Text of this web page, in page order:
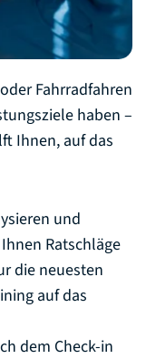
Fahrradfahren
haben –
Ihnen, auf das
und
Ratschläge
die neuesten
auf das
dem Check-in